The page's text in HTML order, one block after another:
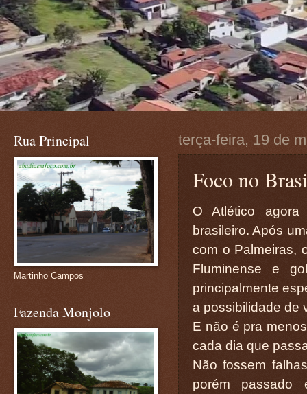
terça-feira, 19 de
Foco no
O Atlético
brasileiro. Após
com o Palmeiras,
Fluminense e
principalmente
a possibilidade de
E não é pra
cada dia que
Não fossem
porém
Rua Principal
Martinho Campos
Fazenda Monjolo